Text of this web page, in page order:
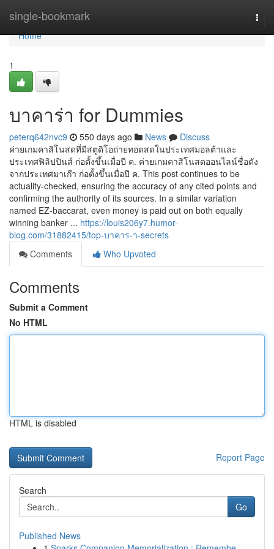
single-bookmark
Home
Home
1
บาคาร่า for Dummies
peterq642nvc9 550 days ago News
Discuss
ค่ายเกมคาสิโนสดที่มีสตูดิโอถ่ายทอดสดในประเทศมอลต้าและ
ประเทศฟิลิปปินส์ ก่อตั้งขึ้นเมื่อปี ค. ค่ายเกมคาสิโนสดออนไลน์ชื่อดัง
จากประเทศมาเก๊า ก่อตั้งขึ้นเมื่อปี ค. This post continues to be
actuality-checked, ensuring the accuracy of any cited points and
confirming the authority of its sources. In a similar variation
named EZ-baccarat, even money is paid out on both equally
winning banker ... https://louis206y7.humor-
blog.com/31882415/top-บาคาร-า-secrets
Comments
Who Upvoted
Comments
Submit a Comment
No HTML
HTML is disabled
Report Page
Search
Go
Published News